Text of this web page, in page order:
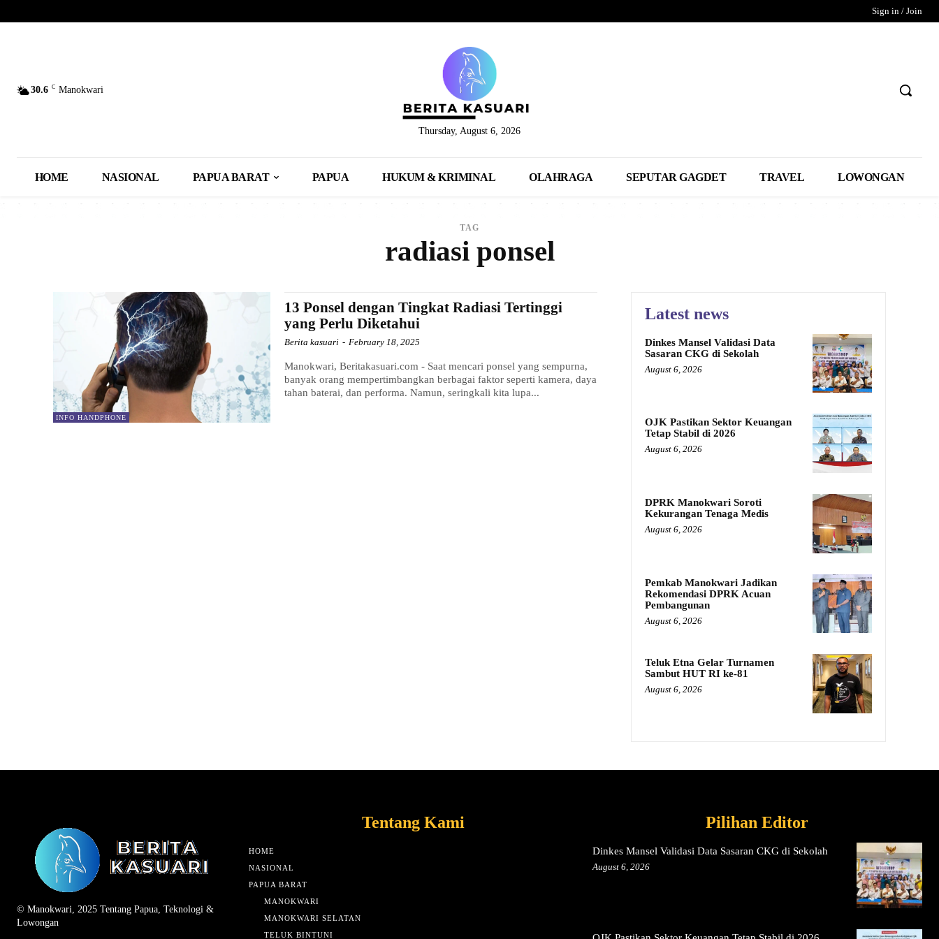
Sign in / Join
30.6 C Manokwari
Thursday, August 6, 2026
HOME NASIONAL PAPUA BARAT PAPUA HUKUM & KRIMINAL OLAHRAGA SEPUTAR GAGDET TRAVEL LOWONGAN
TAG
radiasi ponsel
INFO HANDPHONE
13 Ponsel dengan Tingkat Radiasi Tertinggi
yang Perlu Diketahui
Berita kasuari - February 18, 2025
Manokwari, Beritakasuari.com - Saat mencari ponsel yang sempurna,
banyak orang mempertimbangkan berbagai faktor seperti kamera, daya
tahan baterai, dan performa. Namun, seringkali kita lupa...
Latest news
Dinkes Mansel Validasi Data
Sasaran CKG di Sekolah
August 6, 2026
OJK Pastikan Sektor Keuangan
Tetap Stabil di 2026
August 6, 2026
DPRK Manokwari Soroti
Kekurangan Tenaga Medis
August 6, 2026
Pemkab Manokwari Jadikan
Rekomendasi DPRK Acuan
Pembangunan
August 6, 2026
Teluk Etna Gelar Turnamen
Sambut HUT RI ke-81
August 6, 2026
© Manokwari, 2025 Tentang Papua, Teknologi &
Lowongan
Tentang Kami
HOME
NASIONAL
PAPUA BARAT
MANOKWARI
MANOKWARI SELATAN
TELUK BINTUNI
Pilihan Editor
Dinkes Mansel Validasi Data Sasaran CKG di Sekolah
August 6, 2026